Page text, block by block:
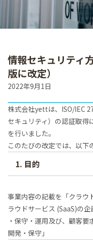
情報セキュリティ
版に改定）
2022年9月1日
株式会社yettは、ISO/IEC
セキュリティ）の認証取得
を行いました。
このたびの改定では、以下
1. 目的
事業内容の記載を「クラウ
ラウドサービス (SaaS)の
・保守・運用及び、顧客要
開発・保守」